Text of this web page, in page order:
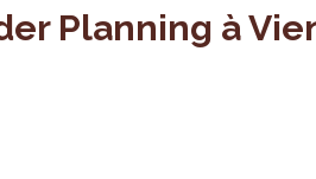
Planning à